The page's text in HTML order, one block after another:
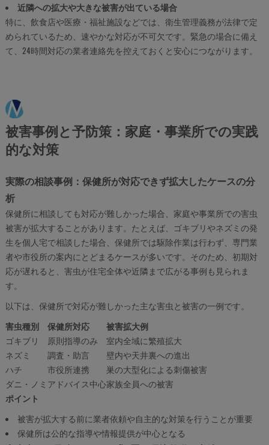
近隣への拡大や大きな被害が出ている場合
特に、飲食店や医療・福祉施設などでは、衛生管理義務が法律で定
められているため、速やかな対応が不可欠です。緊急の場合に備え
て、24時間対応の業者連絡先を控えておくと安心につながります。
被害事例と予防策：家庭・事業所での実践
的な対策
実際の相談事例：保健所が対応できず拡大したケースの分
析
保健所に相談しても対応が難しかった場合、家庭や事業所での害虫
被害が拡大することがあります。たとえば、ゴキブリやネズミの発
生を個人宅で相談した場合、保健所では駆除作業は行わず、専門業
者や市役所の案内にとどまるケースが多いです。そのため、初期対
応が遅れると、害虫が住宅全体や近隣まで広がる事例も見られま
す。
以下は、保健所で対応が難しかった主な害虫と被害の一例です。
害虫種別
保健所対応
被害拡大例
ゴキブリ
原則指導のみ
室内全域に繁殖拡大
ネズミ
調査・助言
壁内や天井裏への進出
ハチ
市役所連携
巣の大型化による刺傷被害
ダニ・ノミ アドバイス中心家族全員への被害
ポイント
被害が拡大する前に業者依頼や自主的な対策を行うことが重要
保健所は公的な指導や情報提供が中心となる